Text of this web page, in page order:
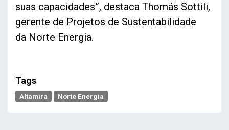
suas capacidades”, destaca Thomás Sottili,
gerente de Projetos de Sustentabilidade
da Norte Energia.
Tags
Altamira Norte Energia